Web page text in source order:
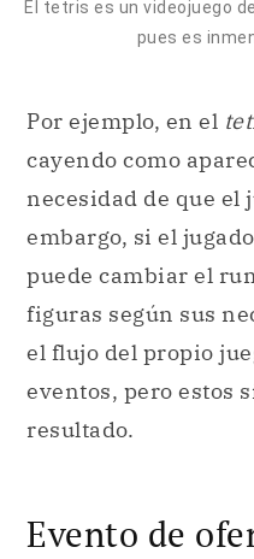
El tetris es un videojuego
pues es
Por ejemplo, en el
cayendo como
necesidad de que
embargo, si el
puede cambiar el
figuras según sus
el flujo del propio
eventos, pero estos
resultado.
Evento de